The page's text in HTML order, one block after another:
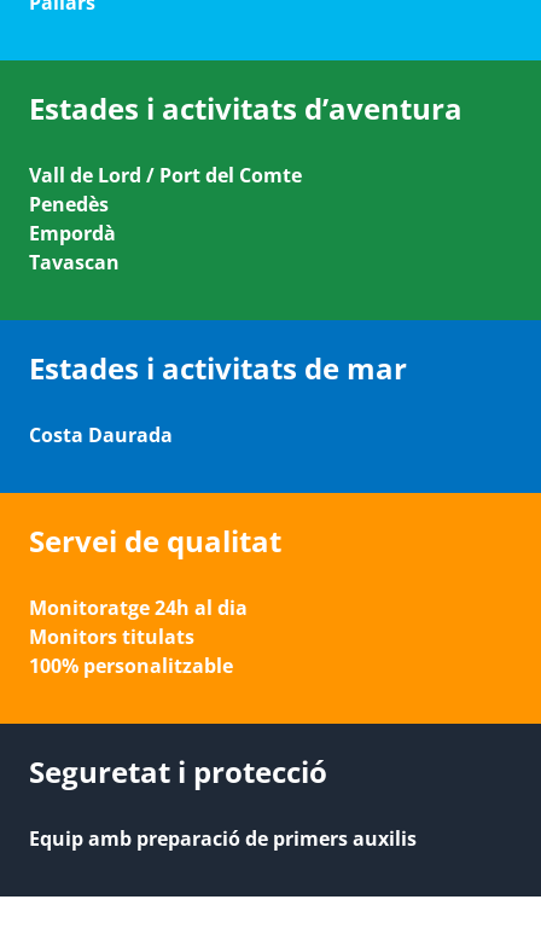
Estades i activitats d’aventura
Vall de Lord / Port del Comte
Penedès
Empordà
Tavascan
Estades i activitats de mar
Costa Daurada
Servei de qualitat
Monitoratge 24h al dia
Monitors titulats
100% personalitzable
Seguretat i protecció
Equip amb preparació de primers auxilis